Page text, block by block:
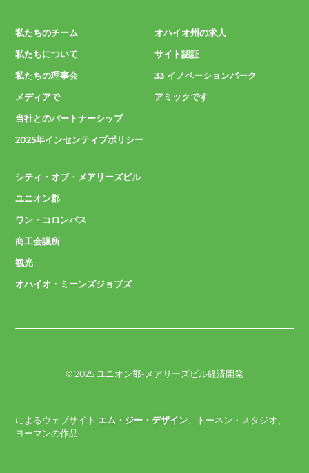
私たちのチーム
私たちについて
私たちの理事会
メディアで
当社とのパートナーシップ
2025年インセンティブポリシー
オハイオ州の求人
サイト認証
33 イノベーションパーク
アミックです
シティ・オブ・メアリーズビル
ユニオン郡
ワン・コロンバス
商工会議所
観光
オハイオ・ミーンズジョブズ
© 2025 ユニオン郡-メアリーズビル経済開発
によるウェブサイト エム・ジー・デザイン 、トーネン・スタジオ、
ヨーマンの作品